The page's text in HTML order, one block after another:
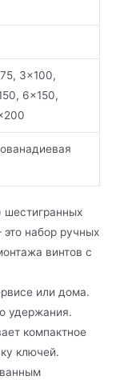
3×100,
6×150,
шестигранных
набор ручных
винтов с
или дома.
удержания.
компактное
ключей.